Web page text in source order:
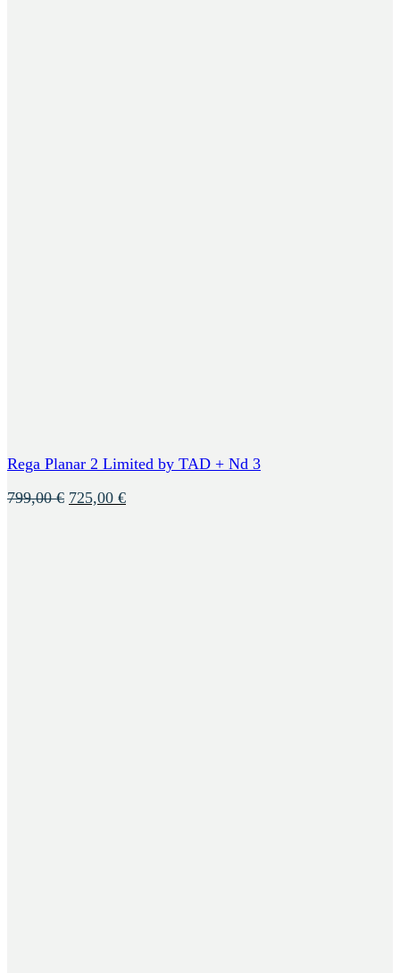
Rega Planar 2 Limited by TAD + Nd 3
799,00€ Ursprünglicher
725,00 €Aktueller